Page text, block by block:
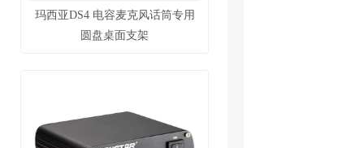
玛西亚DS4 电容麦克风话筒专用
圆盘桌面支架